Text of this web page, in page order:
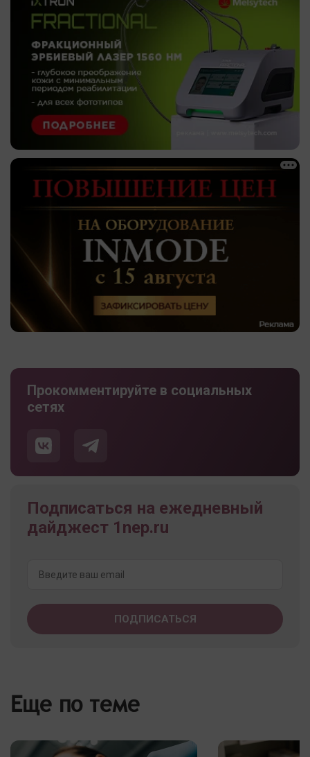
Прокомментируйте в социальных
сетях
Подписаться на ежедневный
дайджест 1nep.ru
Еще по теме